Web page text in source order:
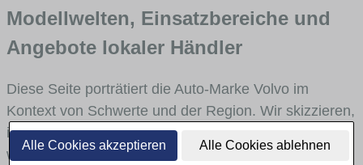
Alle Cookies akzeptieren Alle Cookies ablehnen
Modellwelten, Einsatzbereiche und
Angebote lokaler Händler
Diese Seite porträtiert die Auto-Marke Volvo im
Kontext von Schwerte und der Region. Wir skizzieren,
in welchen Fahrzeugklassen Volvo stark vertreten ist,
welche Modellreihen häufig im Stadt- und